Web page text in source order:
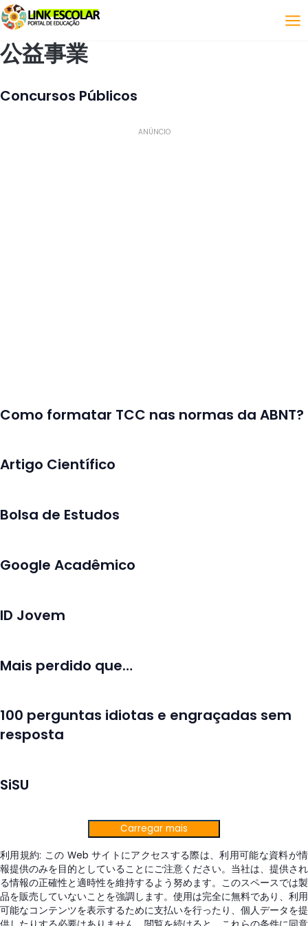
リンク
公益事業
Concursos Públicos
ANÚNCIO
Como formatar TCC nas normas da ABNT?
Artigo Científico
Bolsa de Estudos
Google Acadêmico
ID Jovem
Mais perdido que…
100 perguntas idiotas e engraçadas sem
resposta
SiSU
Carregar mais
利用規約: この Web サイトにアクセスする際は、利用可能な資料が情
報提供のみを目的としていることにご注意ください。当社は、提供され
る情報の正確性と適時性を維持するよう努めます。このスペースでは製
品を販売していないことを強調します。使用は完全に無料であり、利用
可能なコンテンツを表示するために支払いを行ったり、個人データを提